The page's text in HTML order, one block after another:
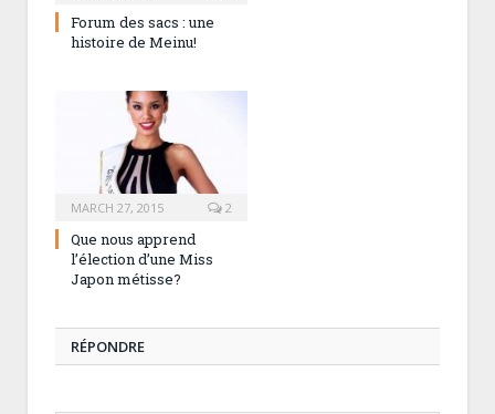
Forum des sacs : une
histoire de Meinu!
MARCH 27, 2015 2
Que nous apprend
l’élection d’une Miss
Japon métisse?
RÉPONDRE